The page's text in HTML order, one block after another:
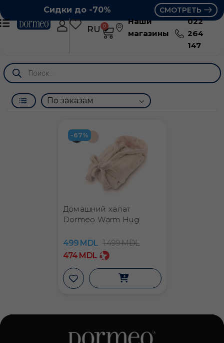
Сидки до -70% СМОТРЕТЬ
RU
RO
0
Наши
магазины
022
264
147
-67%
Домашний халат
Dormeo Warm Hug
499 MDL 1.499MDL
474 MDL